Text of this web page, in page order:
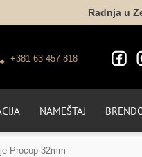
Radnja u
+381 63 457 818
NAMEŠTAJ
Procop 32mm